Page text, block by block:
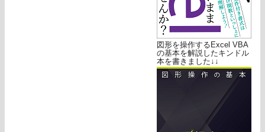
図形を操作するExcel VBA
の基本を解説したキンドル
本を書きました↓↓